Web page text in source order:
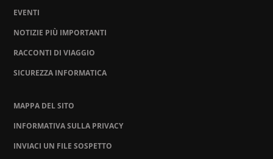
EVENTI
NOTIZIE PIÙ IMPORTANTI
RACCONTI DI VIAGGIO
SICUREZZA INFORMATICA
MAPPA DEL SITO
INFORMATIVA SULLA PRIVACY
INVIACI UN FILE SOSPETTO